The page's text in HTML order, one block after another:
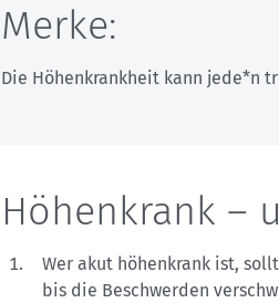
Merke:
Die Höhenkrankheit kann jede*n
Höhenkrank –
Wer akut höhenkrank ist,
bis die Beschwerden